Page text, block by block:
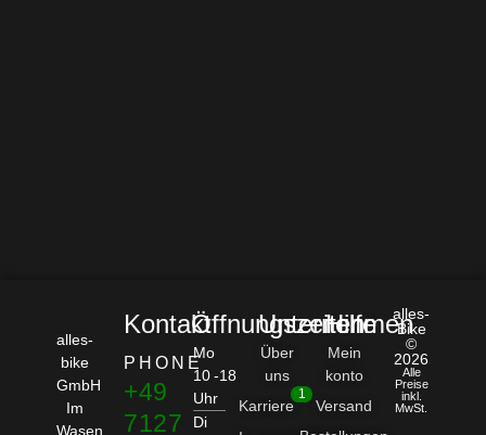
alles-
bike
GmbH
Im
Wasen
Kontakt
PHONE
+49
7127
Öffnungszeiten
Mo
10 -18
Uhr
Di
Unternehmen
Über
uns
Karriere
1
Hilfe
Mein
konto
Versand
alles-
Bike
©
2026
Alle
Preise
inkl.
MwSt.